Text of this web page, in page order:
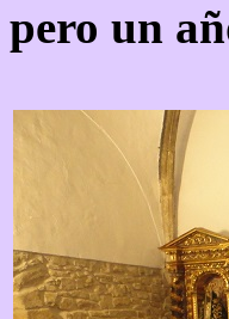
pero un